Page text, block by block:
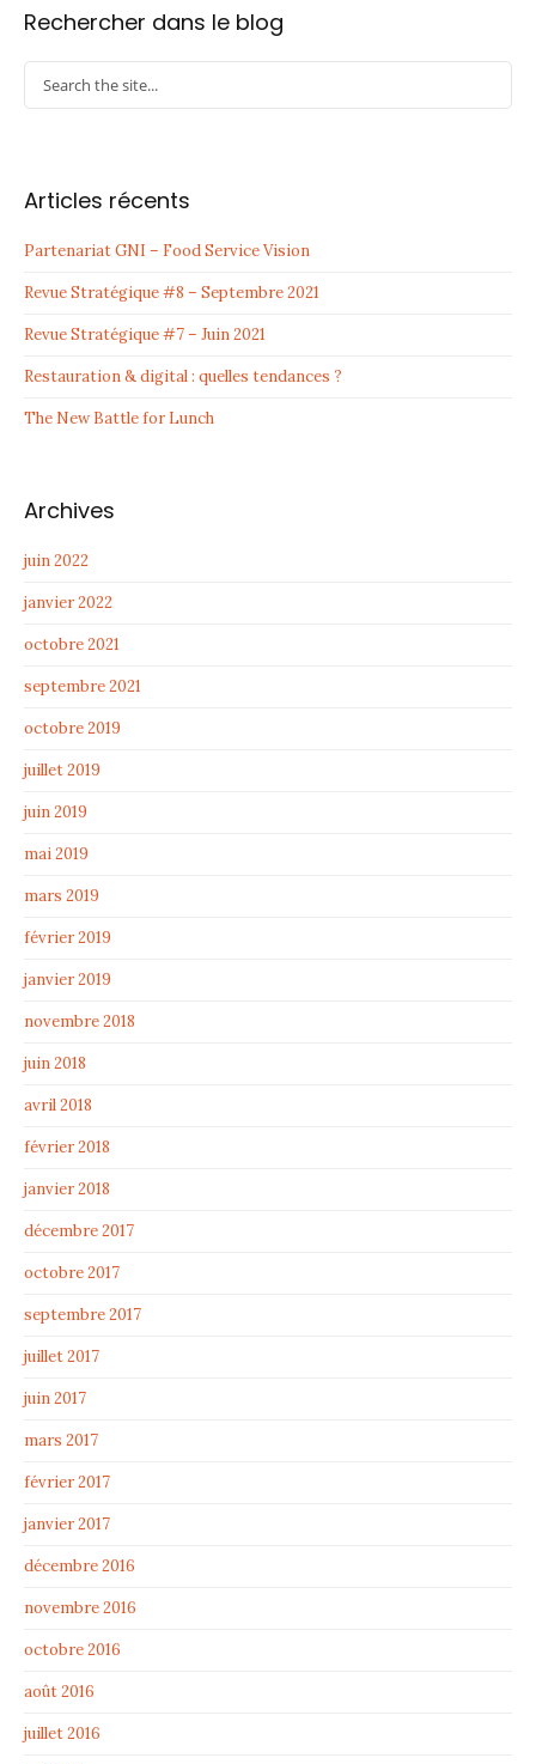
Rechercher dans le blog
Articles récents
Partenariat GNI – Food Service Vision
Revue Stratégique #8 – Septembre 2021
Revue Stratégique #7 – Juin 2021
Restauration & digital : quelles tendances ?
The New Battle for Lunch
Archives
juin 2022
janvier 2022
octobre 2021
septembre 2021
octobre 2019
juillet 2019
juin 2019
mai 2019
mars 2019
février 2019
janvier 2019
novembre 2018
juin 2018
avril 2018
février 2018
janvier 2018
décembre 2017
octobre 2017
septembre 2017
juillet 2017
juin 2017
mars 2017
février 2017
janvier 2017
décembre 2016
novembre 2016
octobre 2016
août 2016
juillet 2016